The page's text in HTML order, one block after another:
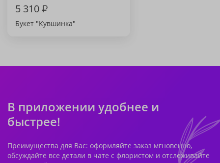
5 310₽
Букет "Кувшинка"
В приложении удобнее и
быстрее!
Преимущества для Вас: оформляйте заказ мгновенно,
обсуждайте все детали в чате с флористом и отслеживайте